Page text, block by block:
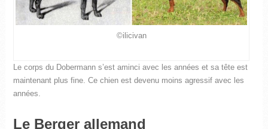
©ilicivan
Le corps du Dobermann s’est aminci avec les années et sa tête est
maintenant plus fine. Ce chien est devenu moins agressif avec les
années.
Le Berger allemand